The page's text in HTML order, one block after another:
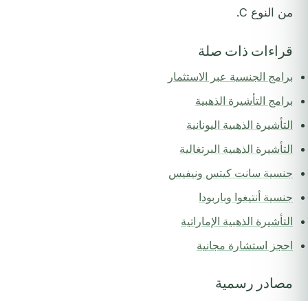
من النوع C.
قراءات ذات صلة
برامج الجنسية عبر الاستثمار
برامج التأشيرة الذهبية
التأشيرة الذهبية اليونانية
التأشيرة الذهبية البرتغالية
جنسية سانت كيتس ونيفيس
جنسية أنتيغوا وباربودا
التأشيرة الذهبية الإماراتية
احجز استشارة مجانية
مصادر رسمية